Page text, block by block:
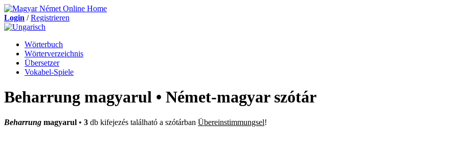
Login /Registrieren
Wörterbuch
Wörterverzeichnis
Übersetzer
Vokabel-Spiele
Beharrung magyarul • Német-magyar szótár
Beharrung magyarul • 3 db kifejezés található a szótárban Übereinstimmungsel!